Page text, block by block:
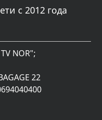
с 2012 года
NOR";
22